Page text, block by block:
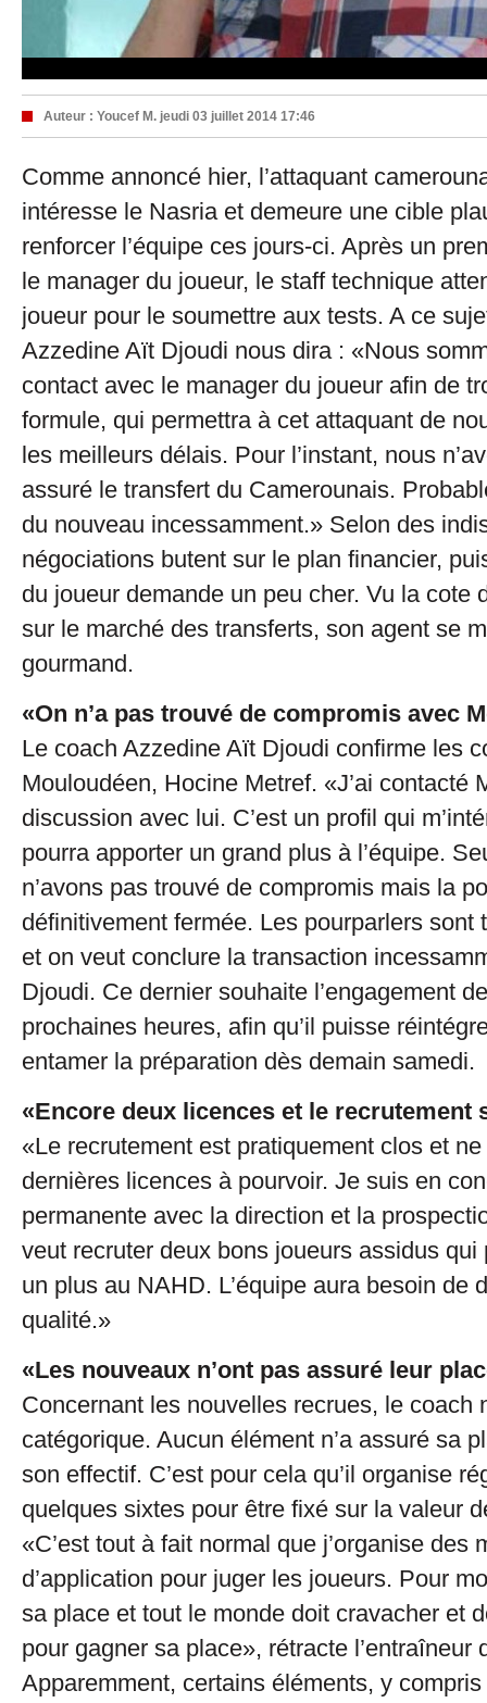
Auteur : Youcef M. jeudi 03 juillet 2014 17:46
Comme annoncé hier, l’attaquant
intéresse le Nasria et demeure une cible
renforcer l’équipe ces jours-ci. Après un
le manager du joueur, le staff technique
joueur pour le soumettre aux tests. A ce
Azzedine Aït Djoudi nous dira : «Nous
contact avec le manager du joueur afin de
formule, qui permettra à cet attaquant de
les meilleurs délais. Pour l’instant, nous
assuré le transfert du Camerounais.
du nouveau incessamment.» Selon des
négociations butent sur le plan financier,
du joueur demande un peu cher. Vu la cote
sur le marché des transferts, son agent se
gourmand.
«On n’a pas trouvé de compromis avec
Le coach Azzedine Aït Djoudi confirme les
Mouloudéen, Hocine Metref. «J’ai contacté
discussion avec lui. C’est un profil qui
pourra apporter un grand plus à l’équipe.
n’avons pas trouvé de compromis mais la
définitivement fermée. Les pourparlers sont
et on veut conclure la transaction
Djoudi. Ce dernier souhaite l’engagement
prochaines heures, afin qu’il puisse
entamer la préparation dès demain samedi.
«Encore deux licences et le recrutement
«Le recrutement est pratiquement clos et
dernières licences à pourvoir. Je suis en
permanente avec la direction et la
veut recruter deux bons joueurs assidus qui
un plus au NAHD. L’équipe aura besoin de
qualité.»
«Les nouveaux n’ont pas assuré leur
Concernant les nouvelles recrues, le coach
catégorique. Aucun élément n’a assuré sa
son effectif. C’est pour cela qu’il organise
quelques sixtes pour être fixé sur la valeur
«C’est tout à fait normal que j’organise des
d’application pour juger les joueurs. Pour
sa place et tout le monde doit cravacher et
pour gagner sa place», rétracte l’entraîneur
Apparemment, certains éléments, y